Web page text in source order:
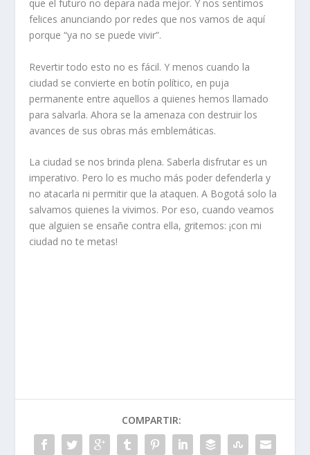
que el futuro no depara nada mejor. Y nos sentimos
felices anunciando por redes que nos vamos de aquí
porque “ya no se puede vivir”.
Revertir todo esto no es fácil. Y menos cuando la
ciudad se convierte en botín político, en puja
permanente entre aquellos a quienes hemos llamado
para salvarla. Ahora se la amenaza con destruir los
avances de sus obras más emblemáticas.
La ciudad se nos brinda plena. Saberla disfrutar es un
imperativo. Pero lo es mucho más poder defenderla y
no atacarla ni permitir que la ataquen. A Bogotá solo la
salvamos quienes la vivimos. Por eso, cuando veamos
que alguien se ensañe contra ella, gritemos: ¡con mi
ciudad no te metas!
COMPARTIR: